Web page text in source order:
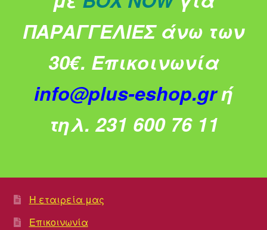
ΠΑΡΑΓΓΕΛΙΕΣ άνω των
30€. Επικοινωνία
info@plus-eshop.grή
τηλ. 231 600 76 11
Η εταιρεία μας
Επικοινωνία